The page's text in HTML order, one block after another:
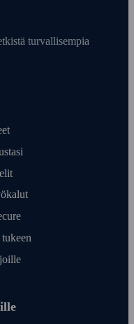
turvallisempia